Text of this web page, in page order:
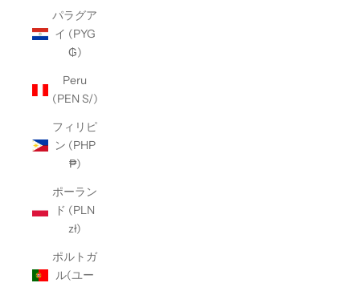
パラグア
イ (PYG
₲)
Peru
(PEN S/)
フィリピ
ン (PHP
₱)
ポーラン
ド (PLN
zł)
ポルトガ
ル(ユー